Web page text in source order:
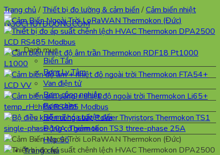
Danh mục
Biến Tần
Bơm Ly Tâm
Van điện tử
Bơm công nghiệp
Bơm chìm
Bộ mã hóa tuyệt đối
Động cơ giảm tốc
Hộp Số
Trang chủ
Trang chủ /Thiết bị đo lường & cảm biến /Cảm biến nhiệt